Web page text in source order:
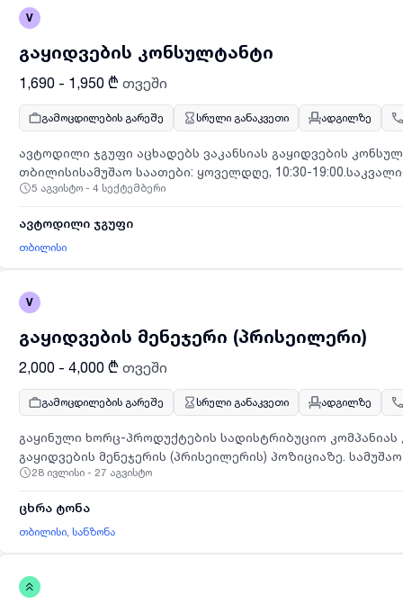
ნებისმიერი ენის ფლობა ჩაითვლება
V
გაყიდვების კონსულტანტი
1,690 - 1,950 ₾ თვეში
გამოცდილების გარეშე სრული განაკვეთი ადგილზე
ავტოდილი ჯგუფი აცხადებს ვაკანსიას გაყიდვების
თბილისისამუშაო საათები: ყოველდღე, 10:30-
მუშაობის გამოცდილება ჩაითვლება
5 აგვისტო - 4 სექტემბერი
ავტოდილი ჯგუფი
თბილისი
V
გაყიდვების მენეჯერი (პრისეილერი)
2,000 - 4,000 ₾ თვეში
გამოცდილების გარეშე სრული განაკვეთი ადგილზე
გაყინული ხორც-პროდუქტების სადისტრიბუციო კომპანიას
გაყიდვების მენეჯერის (პრისეილერის) პოზიციაზე.
შაბათის ჩთ_ით10:00სთ-დან 17:00სთ- მდე);სამუშაო
4000 ლარი); სამოტივაციო ბონუსს; ჯანმრთელობის
ხარჯს. მოვალეობები: არსებულ ობიექტებთან ურთიერთობა;
შრომისმოყვარეობა; კომუნიკაბელურობა; გუნდურობა;
28 ივლისი - 27 აგვისტო
ცხრა ტონა
თბილისი, სანზონა